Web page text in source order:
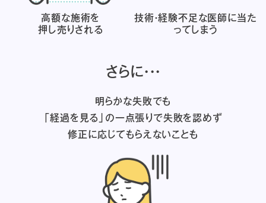
高額な施術を
押し売りされる
技術・経験不足な医師に当た
ってしまう
さらに・・・
明らかな失敗でも
「経過を見る」の一点張りで失敗を認めず
修正に応じてもらえないことも